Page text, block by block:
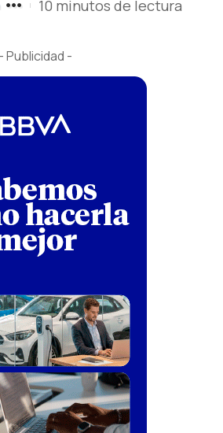
10 minutos de lectura
- Publicidad -